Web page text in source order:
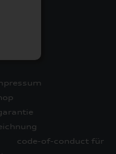
code-of-conduct für